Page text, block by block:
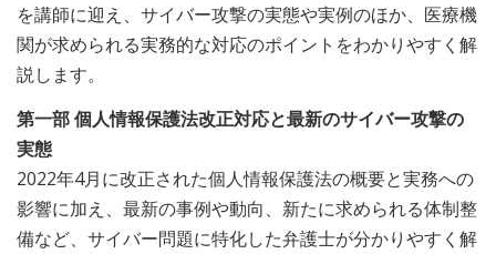
を講師に迎え、サイバー攻撃の実態や実例のほか、医療機
関が求められる実務的な対応のポイントをわかりやすく解
説します。
第一部 個人情報保護法改正対応と最新のサイバー攻撃の
実態
2022年4月に改正された個人情報保護法の概要と実務への
影響に加え、最新の事例や動向、新たに求められる体制整
備など、サイバー問題に特化した弁護士が分かりやすく解